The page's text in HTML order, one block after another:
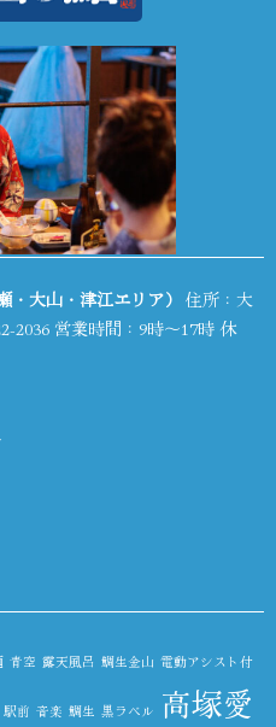
大山・津江エリア） 住所：大
2036 営業時間：9時～17時 休
青空 露天風呂 鯛生金山 電動アシスト付
駅前 音楽 鯛生 黒ラベル 高塚愛